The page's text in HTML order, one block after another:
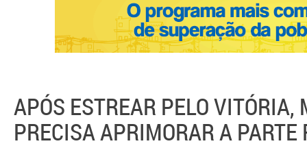
APÓS ESTREAR PELO VITÓRIA,
PRECISA APRIMORAR A PARTE